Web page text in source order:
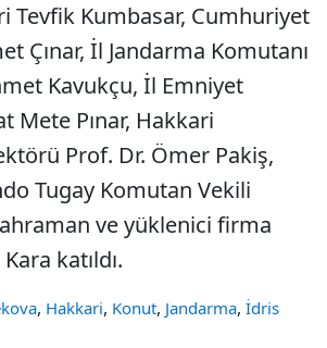
Tevfik Kumbasar, Cumhuriyet
Çınar, İl Jandarma Komutanı
Kavukçu, İl Emniyet
Mete Pınar, Hakkari
Prof. Dr. Ömer Pakiş,
Tugay Komutan Vekili
ve yüklenici firma
katıldı.
, Hakkari, Konut, Jandarma, İdris